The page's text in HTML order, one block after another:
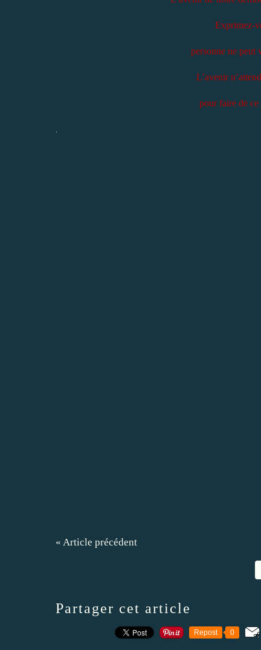
Exprimez-
personne ne peut
L’avenir
pour faire de ce
« Article précédent
Partager cet article
Repost 0